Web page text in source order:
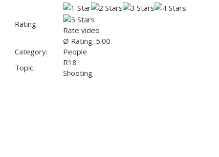
Rating:
Rate video
Ø Rating: 5.00
Category:
People
Topic:
R18
Shooting